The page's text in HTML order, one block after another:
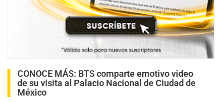
CONOCE MÁS: BTS comparte emotivo video
de su visita al Palacio Nacional de Ciudad de
México